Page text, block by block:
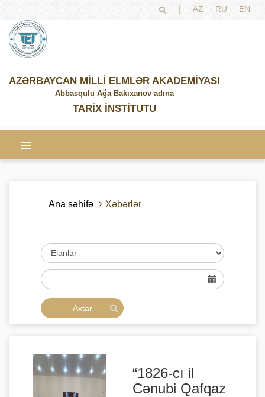
| AZ RU EN
AZƏRBAYCAN MİLLİ ELMLƏR AKADEMİYASI
Abbasqulu Ağa Bakıxanov adına
TARİX İNSTİTUTU
Ana səhifə Xəbərlər
“1826-cı il
Cənubi Qafqaz